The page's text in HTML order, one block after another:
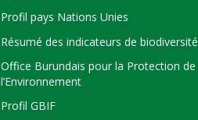
Profil pays Nations Unies
Résumé des indicateurs de biodiversité
Office Burundais pour la Protection de
l’Environnement
Profil GBIF